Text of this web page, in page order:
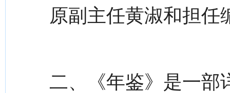
原副主任黄淑和担任
二、《年鉴》是一部